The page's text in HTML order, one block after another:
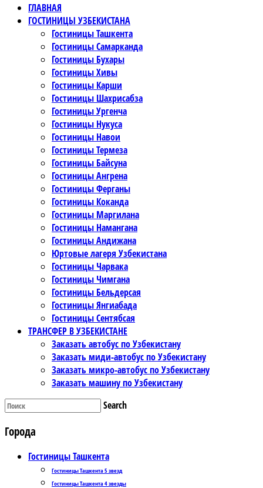
ГЛАВНАЯ
ГОСТИНИЦЫ УЗБЕКИСТАНА
Гостиницы Ташкента
Гостиницы Самарканда
Гостиницы Бухары
Гостиницы Хивы
Гостиницы Карши
Гостиницы Шахрисабза
Гостиницы Ургенча
Гостиницы Нукуса
Гостиницы Навои
Гостиницы Термеза
Гостиницы Байсуна
Гостиницы Ангрена
Гостиницы Ферганы
Гостиницы Коканда
Гостиницы Маргилана
Гостиницы Намангана
Гостиницы Андижана
Юртовые лагеря Узбекистана
Гостиницы Чарвака
Гостиницы Чимгана
Гостиницы Бельдерсая
Гостиницы Янгиабада
Гостиницы Сентябсая
ТРАНСФЕР В УЗБЕКИСТАНЕ
Заказать автобус по Узбекистану
Заказать миди-автобус по Узбекистану
Заказать микро-автобус по Узбекистану
Заказать машину по Узбекистану
Search
Города
Гостиницы Ташкента
Гостиницы Ташкента 5 звезд
Гостиницы Ташкента 4 звезды